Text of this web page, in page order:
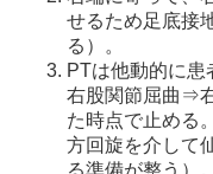
せるため足底接
る）。
PTは他動的に患
右股関節屈曲⇒
た時点で止める
方回旋を介して
る準備が整う）。